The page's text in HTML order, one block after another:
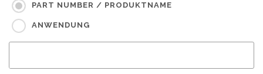
PART NUMBER / PRODUKTNAME
ANWENDUNG